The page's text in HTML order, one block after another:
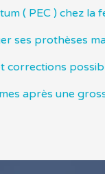
( PEC ) chez la
ses prothèses
corrections
après une